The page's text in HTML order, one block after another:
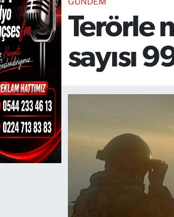
Terörle
sayısı
TEKNOLOJİ
CANLI DİNLE
RESMİ İLANLAR
Gencsesfm Canlı Dinle